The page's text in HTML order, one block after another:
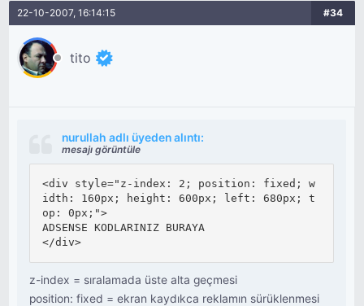
22-10-2007, 16:14:15 #34
tito
nurullah adlı üyeden alıntı:
mesajı görüntüle
<div style="z-index: 2; position: fixed; w
idth: 160px; height: 600px; left: 680px; t
op: 0px;">
ADSENSE KODLARINIZ BURAYA
</div>
z-index = sıralamada üste alta geçmesi
position: fixed = ekran kaydıkca reklamın sürüklenmesi